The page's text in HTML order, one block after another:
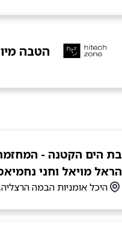
הטבה
הראל מויאל וחני
היכל אומניות הבמה